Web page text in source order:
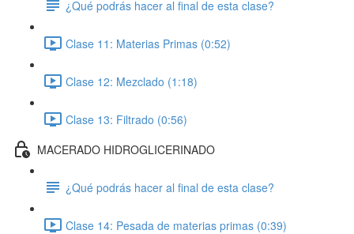
¿Qué podrás hacer al final de esta clase?
Clase 11: Materias Primas (0:52)
Clase 12: Mezclado (1:18)
Clase 13: Filtrado (0:56)
MACERADO HIDROGLICERINADO
¿Qué podrás hacer al final de esta clase?
Clase 14: Pesada de materias primas (0:39)